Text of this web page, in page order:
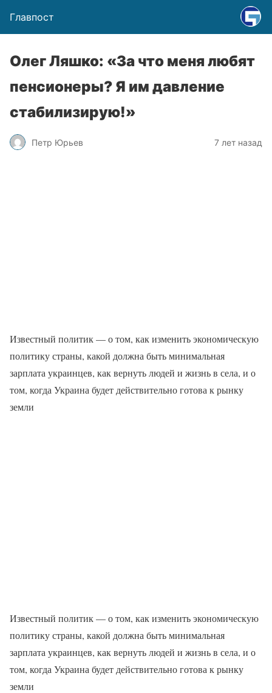
Главпост
Олег Ляшко: «За что меня любят
пенсионеры? Я им давление
стабилизирую!»
Петр Юрьев 7 лет назад
Известный политик — о том, как изменить экономическую
политику страны, какой должна быть минимальная
зарплата украинцев, как вернуть людей и жизнь в села, и о
том, когда Украина будет действительно готова к рынку
земли
Известный политик — о том, как изменить экономическую
политику страны, какой должна быть минимальная
зарплата украинцев, как вернуть людей и жизнь в села, и о
том, когда Украина будет действительно готова к рынку
земли